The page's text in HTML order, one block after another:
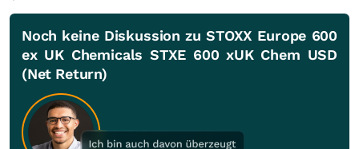
Noch keine Diskussion zu STOXX Europe 600
ex UK Chemicals STXE 600 xUK Chem USD
(Net Return)